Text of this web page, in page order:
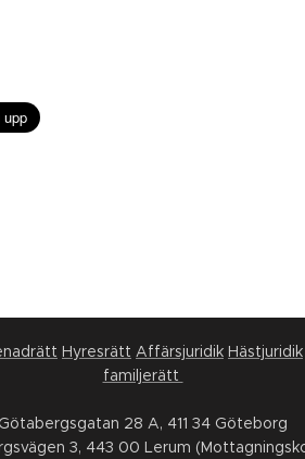
Hyresrätt Affärsjuridik Hästjuridik
familjerätt
Götabergsgatan 28 A, 411 34 Göteborg
3, 443 00 Lerum